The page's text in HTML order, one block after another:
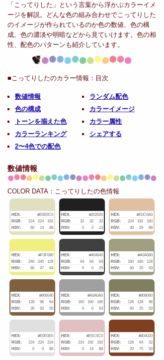
「こってりした」という言葉から浮かぶカラーイメ
ージを解説。どんな色の組み合わせでこってりした
のイメージが作られているのか色の数値、色の構
成、色の濃淡や明暗などから見ていけます。色の相
性、配色のパターンも紹介しています。
■こってりしたのカラー情報： 目次
数値情報
色の構成
トーンを揃えた色
カラーランキング
2〜4色での配色
ランダム配色
カラーイメージ
カラー属性
シェアする
数値情報
COLOR DATA：こってりしたの色情報
HEX:
#E0E0C0
RGB:
224 224
192
HSV:
60 14 88
HEX:
#202020
RGB:
32 32
32
HSV:
0 0 13
HEX:
#E0C0A0
RGB:
224 192
160
HSV:
30 29 88
HEX:
#F0F080
RGB:
240 240
128
HSV:
60 47 94
HEX:
#404040
RGB:
64 64
64
HSV:
0 0 25
HEX:
#A0A080
RGB:
160 160
128
HSV:
60 20 63
HEX:
#806040
RGB:
128 96
64
HSV:
30 50 50
HEX:
#A0A0A0
RGB:
160 160
160
HSV:
0 0 63
HEX:
#808060
RGB:
128 128
96
HSV:
60 25 50
HEX:
#E0E0E0
RGB:
224 224
224
HSV:
0 0 88
HEX:
#E0C0C0
RGB:
224 192
192
HSV:
0 14 88
HEX:
#804020
RGB:
128 64
32
HSV:
20 75 50